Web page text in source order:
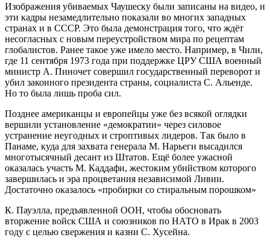
Изображения убиваемых Чаушеску были записаны на видео, и
эти кадры незамедлительно показали во многих западных
странах и в СССР. Это была демонстрация того, что ждёт
несогласных с новым переустройством мира по рецептам
глобалистов. Ранее такое уже имело место. Например, в Чили,
где 11 сентября 1973 года при поддержке ЦРУ США военный
министр А. Пиночет совершил государственный переворот и
убил законного президента страны, социалиста С. Альенде.
Но то была лишь проба сил.
Позднее американцы и европейцы уже без всякой оглядки
вершили установление «демократии» через силовое
устранение неугодных и строптивых лидеров. Так было в
Панаме, куда для захвата генерала М. Нарьеги высадился
многотысячный десант из Штатов. Ещё более ужасной
оказалась участь М. Каддафи, жестоким убийством которого
завершилась и эра процветания независимой Ливии.
Достаточно оказалось «пробирки со стиральным порошком»
К. Пауэлла, предъявленной ООН, чтобы обосновать
вторжение войск США и союзников по НАТО в Ирак в 2003
году с целью свержения и казни С. Хусейна.